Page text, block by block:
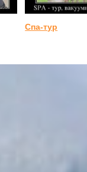
Спа-тур